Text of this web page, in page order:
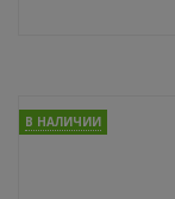
В НАЛИЧИИ